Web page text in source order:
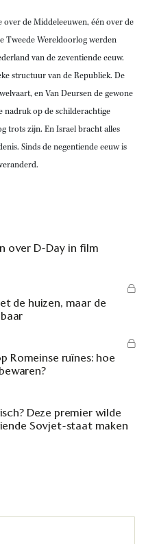
de Middeleeuwen, één over de
Tweede Wereldoorlog werden
van de zeventiende eeuw.
structuur van de Republiek. De
en Van Deursen de gewone
nadruk op de schilderachtige
trots zijn. En Israel bracht alles
Sinds de negentiende eeuw is
over D-Day in film
de huizen, maar de
Romeinse ruïnes: hoe
Deze premier wilde
Sovjet-staat maken